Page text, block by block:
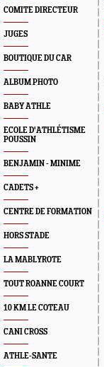
COMITE DIRECTEUR
JUGES
BOUTIQUE DU CAR
ALBUM PHOTO
BABY ATHLE
ECOLE D'ATHLÉTISME
POUSSIN
BENJAMIN - MINIME
CADETS +
CENTRE DE FORMATION
HORS STADE
LA MABLYROTE
TOUT ROANNE COURT
10 KM LE COTEAU
CANI CROSS
ATHLE-SANTE